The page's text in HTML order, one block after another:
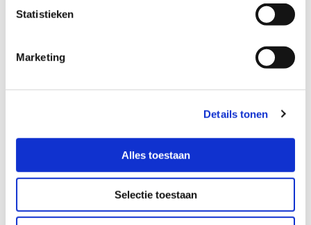
Statistieken
Marketing
Details tonen
Alles toestaan
Selectie toestaan
Aanpassingen voor mindervaliden in
Complete badkamerrenovaties (inclusief
Complete toiletrenovaties (inclusief tegel- en
(kunststof/bitumen/zink)
Werk aan de hemelwaterafvoer (zink/pvc/koper)
Loodwerkzaamheden